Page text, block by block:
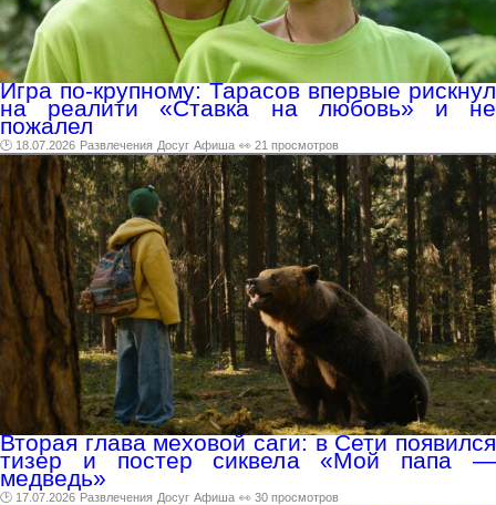
Игра по-крупному: Тарасов впервые рискнул
на реалити «Ставка на любовь» и не
пожалел
🕑 18.07.2026 Развлечения Досуг Афиша 👀 21 просмотров
Вторая глава меховой саги: в Сети появился
тизер и постер сиквела «Мой папа —
медведь»
🕑 17.07.2026 Развлечения Досуг Афиша 👀 30 просмотров